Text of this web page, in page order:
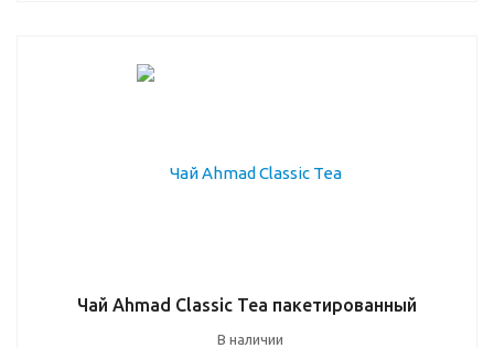
Чай Ahmad Classic Tea пакетированный
В наличии